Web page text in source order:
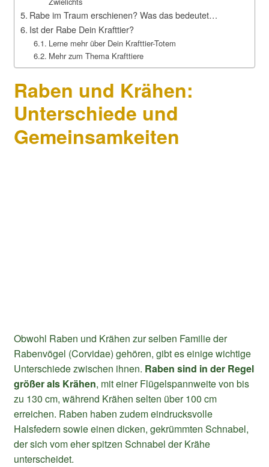
Rabe im Traum erschienen? Was das bedeutet…
Ist der Rabe Dein Krafttier?
Lerne mehr über Dein Krafttier-Totem
Mehr zum Thema Krafttiere
Raben und Krähen:
Unterschiede und
Gemeinsamkeiten
Obwohl Raben und Krähen zur selben Familie der
Rabenvögel (Corvidae) gehören, gibt es einige wichtige
Unterschiede zwischen ihnen. Raben sind in der Regel
größer als Krähen, mit einer Flügelspannweite von bis
zu 130 cm, während Krähen selten über 100 cm
erreichen. Raben haben zudem eindrucksvolle
Halsfedern sowie einen dicken, gekrümmten Schnabel,
der sich vom eher spitzen Schnabel der Krähe
unterscheidet.